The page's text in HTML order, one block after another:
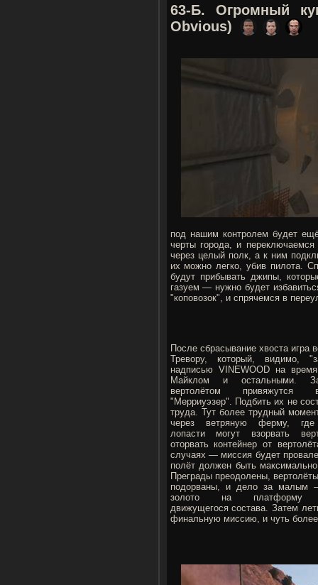
63-Б. Огромный
Obvious)
под нашим контролем будет
черты города, и
через целый полк, а к ним
их можно легко, убив пилота.
будут прибывать джипы,
газуем — нужно будет
"коповозок", и спрячемся в
После сбрасывание хвоста игра
Тревору, который, видимо,
надписью VINEWOOD на
Майклом и остальными.
вертолётом привяжутся
"Мерриуэзер". Подбить их не
труда. Тут более трудный
через ветряную ферму, где
лопасти могут взорвать
оторвать контейнер от
случаях — миссия будет
полёт должен быть максимально
Преграды преодолены,
подорваны, и дело за малым
золото на платформу
движущегося состава. Затем
финальную миссию, и чуть